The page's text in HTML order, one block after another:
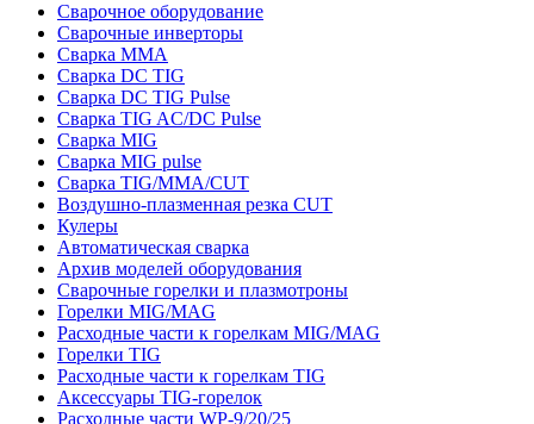
Сварочное оборудование
Сварочные инверторы
Сварка MMA
Сварка DC TIG
Сварка DC TIG Pulse
Сварка TIG AC/DC Pulse
Сварка MIG
Сварка MIG pulse
Сварка TIG/MMA/CUT
Воздушно-плазменная резка CUT
Кулеры
Автоматическая сварка
Архив моделей оборудования
Сварочные горелки и плазмотроны
Горелки MIG/MAG
Расходные части к горелкам MIG/MAG
Горелки TIG
Расходные части к горелкам TIG
Аксессуары TIG-горелок
Расходные части WP-9/20/25